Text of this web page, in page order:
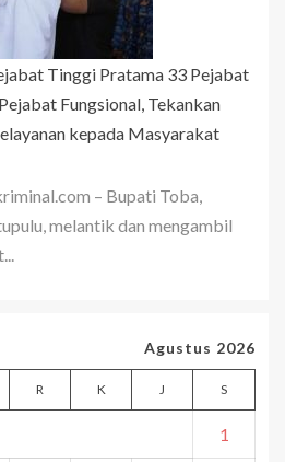
Tinggi Pratama 33 Pejabat
Fungsional, Tekankan
kepada Masyarakat
– Bupati Toba,
melantik dan mengambil
Agustus 2026
R K J S
1